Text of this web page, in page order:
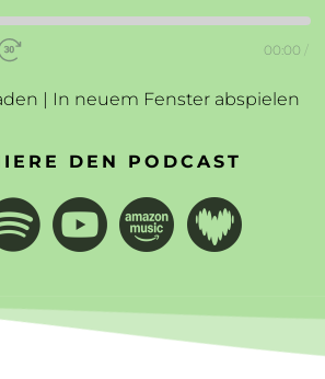
30
00:00 /
| In neuem Fenster abspielen
DEN PODCAST